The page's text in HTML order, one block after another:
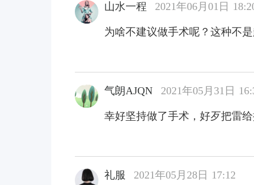
山水一程 2021年06月01日
为啥不建议做手术呢？这种不
气朗AJQN 2021年05月31日
幸好坚持做了手术，好歹把雷
礼服 2021年05月28日 17:12